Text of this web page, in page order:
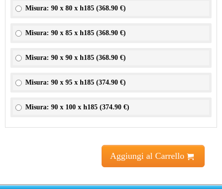
Misura: 90 x 80 x h185 (368.90 €)
Misura: 90 x 85 x h185 (368.90 €)
Misura: 90 x 90 x h185 (368.90 €)
Misura: 90 x 95 x h185 (374.90 €)
Misura: 90 x 100 x h185 (374.90 €)
Aggiungi al Carrello